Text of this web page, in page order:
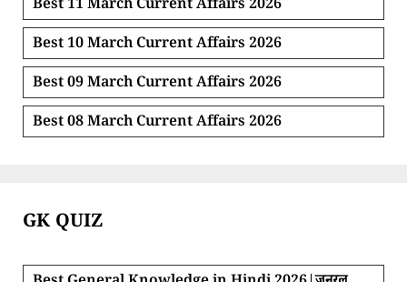
Best 11 March Current Affairs 2026
Best 10 March Current Affairs 2026
Best 09 March Current Affairs 2026
Best 08 March Current Affairs 2026
GK QUIZ